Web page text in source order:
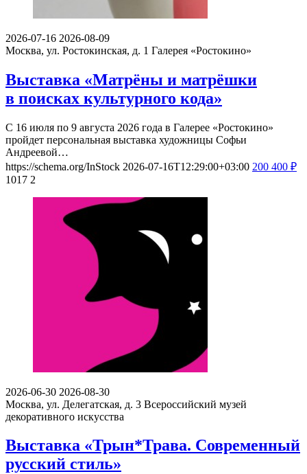
2026-07-16 2026-08-09
Москва, ул. Ростокинская, д. 1 Галерея «Ростокино»
Выставка «Матрёны и матрёшки
в поисках культурного кода»
С 16 июля по 9 августа 2026 года в Галерее «Ростокино»
пройдет персональная выставка художницы Софьи
Андреевой…
https://schema.org/InStock 2026-07-16T12:29:00+03:00 200 400 ₽
1017 2
2026-06-30 2026-08-30
Москва, ул. Делегатская, д. 3 Всероссийский музей
декоративного искусства
Выставка «Трын*Трава. Современный
русский стиль»